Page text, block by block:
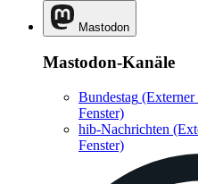
Mastodon
Mastodon-Kanäle
Bundestag
Fenster)
hib-Nachrichten
Fenster)